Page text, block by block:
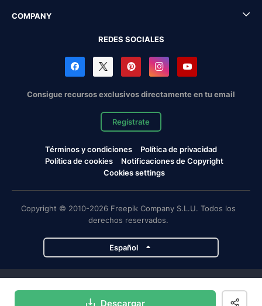
Descargar
COMPANY
REDES SOCIALES
Consigue recursos exclusivos directamente en tu email
Regístrate
Términos y condiciones
Política de privacidad
Política de cookies
Notificaciones de Copyright
Cookies settings
Copyright © 2010-2026 Freepik Company S.L.U. Todos los
derechos reservados.
Español